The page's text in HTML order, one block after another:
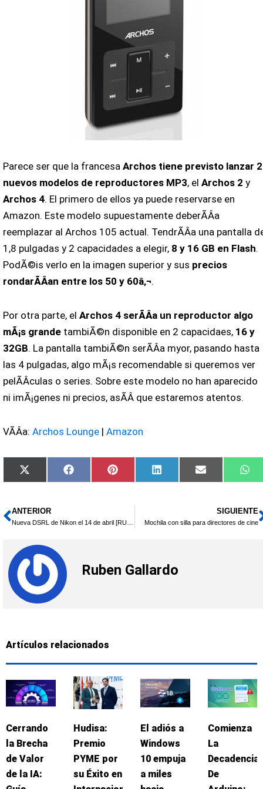
Parece ser que la francesa Archos tiene previsto lanzar 2
nuevos modelos de reproductores MP3, el Archos 2 y
Archos 4. El primero de ellos ya puede reservarse en
Amazon. Este modelo supuestamente deberÃ­Â­a
reemplazar al Archos 105 actual. TendrÃ­Â­a una pantalla
1,8 pulgadas y 2 capacidades a elegir, 8 y 16 GB en Flash.
PodÃ©is verlo en la imagen superior y sus precios
rondarÃ­Â­an entre los 50 y 60â‚¬.
Por otra parte, el Archos 4 serÃ­Â­a un reproductor algo
mÃ¡s grandetambiÃ©n disponible en 2 capacidaes, 16 y
32GB. La pantalla tambiÃ©n serÃ­Â­a myor, pasando hasta
las 4 pulgadas, algo mÃ¡s recomendable si queremos ver
pelÃ­Â­culas o series. Sobre este modelo no han aparecido
ni imÃ¡genes ni precios, asÃ­Â­ que estaremos atentos.
VÃ­Â­a: Archos Lounge| Amazon
Compartir
en
X
(Twitter)
Compartir
en
FacebookCompartir
en
Pinterest Compartir
en
LinkedIn
Compartir
en
Email
en
Ant
ANTERIOR
Nueva DSRL de Nikon el 14 de abril [RUMOR]
SIGUIENTE
Mochila con silla para directores de cine
Ruben Gallardo
Artículos relacionados
Cerrando
la Brecha
de Valor
de la IA:
Hudisa:
Premio
PYME por
su Éxito en
El adiós a
Windows
10 empuja
a miles
Comienza
La
Decadencia
De